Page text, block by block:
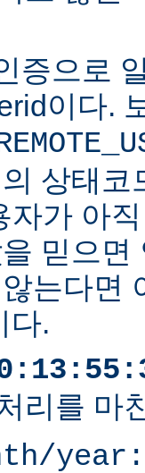
증으로
이다.
상태코
자가 아
믿으면
는다면
다.
리를 마